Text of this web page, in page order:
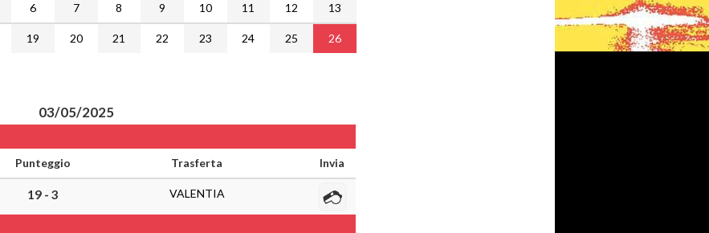
6 7 8 9 10 11 12 13
19 20 21 22 23 24 25
26
03/05/2025
Punteggio Trasferta Invia
19 - 3 VALENTIA